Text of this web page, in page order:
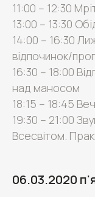
11:00 – 12:30
13:00 – 13:30
14:00 – 16:30
відпочинок/
16:30 – 18:00
над маносом
18:15 – 18:45
19:30 – 21:00
Всесвітом.
06.03.2020